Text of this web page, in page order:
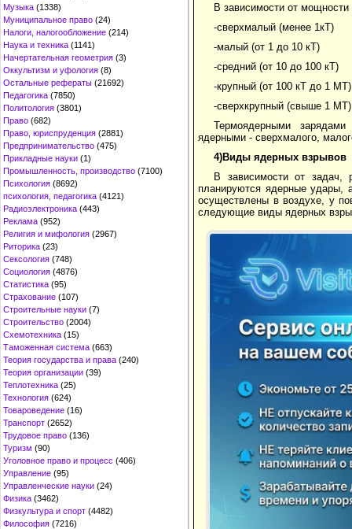
Музыка (1338)
Муниципальное право (24)
Налоги, налогообложение (214)
Наука и техника (1141)
Начертательная геометрия (3)
Оккультизм и уфология (8)
Остальные рефераты (21692)
Педагогика (7850)
Политология (3801)
Право (682)
Право, юриспруденция (2881)
Предпринимательство (475)
Прикладные науки (1)
Промышленность, производство (7100)
Психология (8692)
психология, педагогика (4121)
Радиоэлектроника (443)
Реклама (952)
Религия и мифология (2967)
Риторика (23)
Сексология (748)
Социология (4876)
Статистика (95)
Страхование (107)
Строительные науки (7)
Строительство (2004)
Схемотехника (15)
Таможенная система (663)
Теория государства и права (240)
Теория организации (39)
Теплотехника (25)
Технология (624)
Товароведение (16)
Транспорт (2652)
Трудовое право (136)
Туризм (90)
Уголовное право и процесс (406)
Управление (95)
Управленческие науки (24)
Физика (3462)
Физкультура и спорт (4482)
Философия (7216)
В зависимости от
-сверхмалый (менее 1кТ)
-малый (от 1 до 10 кТ)
-средний (от 10 до 100 кТ)
-крупный (от 100 кТ до 1 МТ)
-сверхкрупный (свыше 1 МТ)
Термоядерными зарядами
ядерными - сверхмалого,
4)Виды ядерных взрывов
В зависимости от
планируются ядерные удары,
осуществлены в воздухе, у
следующие виды ядерных